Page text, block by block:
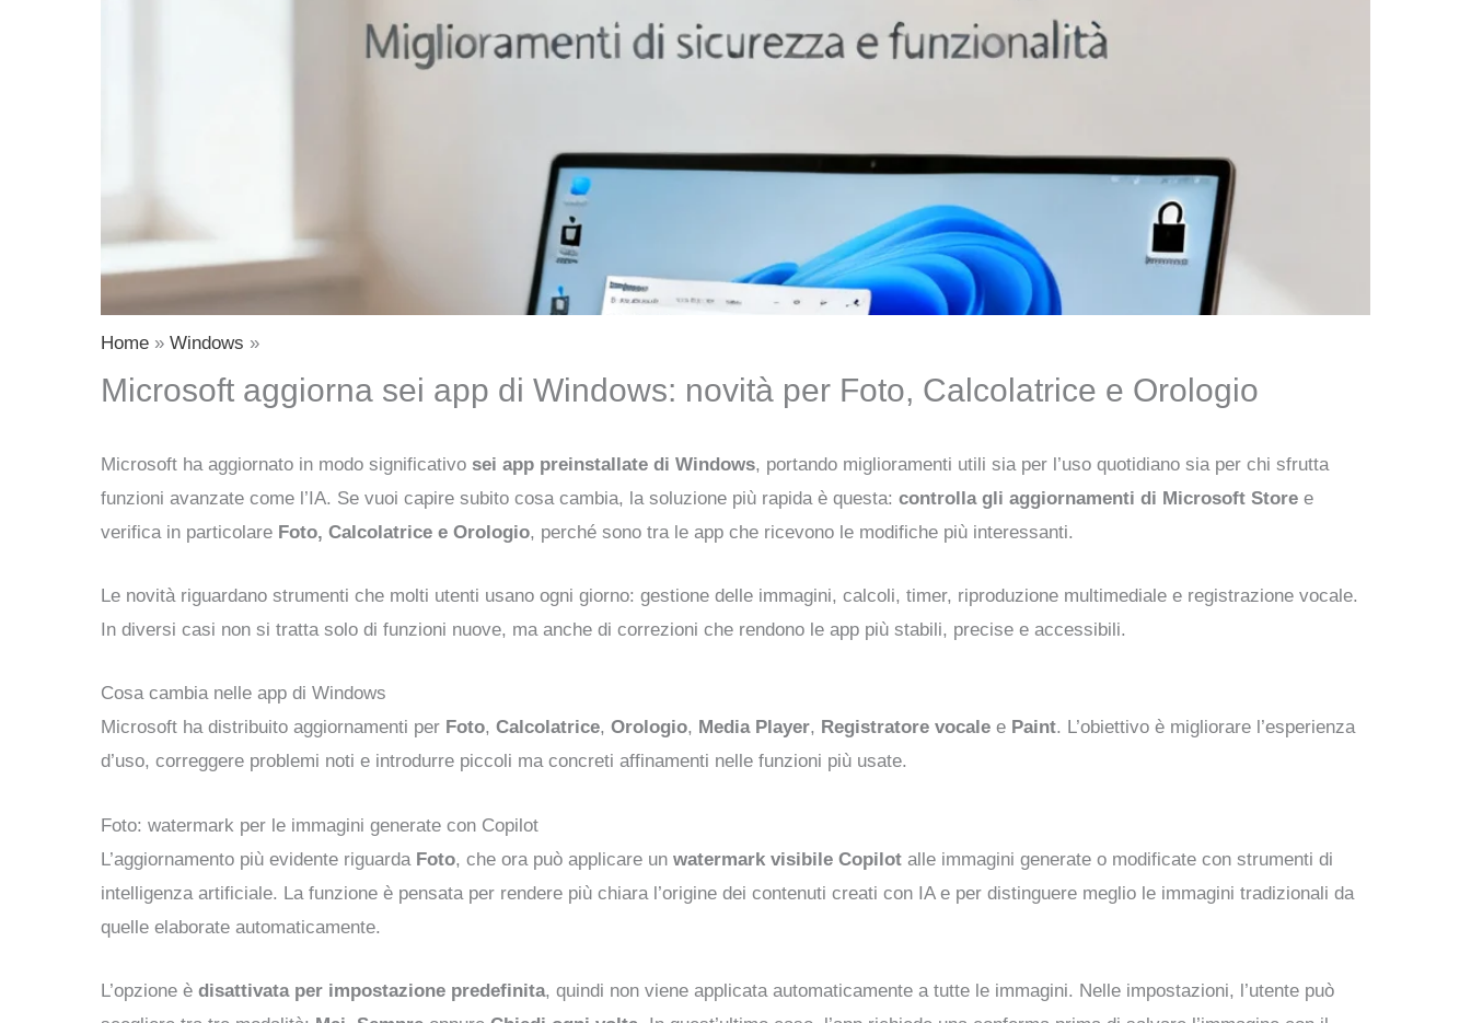
Home Windows
Microsoft aggiorna sei app di Windows: novità per Foto, Calcolatrice e Orologio
Microsoft ha aggiornato in modo significativo sei app preinstallate di Windows, portando miglioramenti utili sia per l’uso quotidiano sia per chi sfrutta
funzioni avanzate come l’IA. Se vuoi capire subito cosa cambia, la soluzione più rapida è questa: controlla gli aggiornamenti di Microsoft Store e
verifica in particolare Foto, Calcolatrice e Orologio, perché sono tra le app che ricevono le modifiche più interessanti.
Le novità riguardano strumenti che molti utenti usano ogni giorno: gestione delle immagini, calcoli, timer, riproduzione multimediale e registrazione vocale.
In diversi casi non si tratta solo di funzioni nuove, ma anche di correzioni che rendono le app più stabili, precise e accessibili.
Cosa cambia nelle app di Windows
Microsoft ha distribuito aggiornamenti per Foto, Calcolatrice, Orologio, Media Player, Registratore vocale e Paint. L’obiettivo è migliorare l’esperienza
d’uso, correggere problemi noti e introdurre piccoli ma concreti affinamenti nelle funzioni più usate.
Foto: watermark per le immagini generate con Copilot
L’aggiornamento più evidente riguarda Foto, che ora può applicare un watermark visibile Copilot alle immagini generate o modificate con strumenti di
intelligenza artificiale. La funzione è pensata per rendere più chiara l’origine dei contenuti creati con IA e per distinguere meglio le immagini tradizionali da
quelle elaborate automaticamente.
L’opzione è disattivata per impostazione predefinita, quindi non viene applicata automaticamente a tutte le immagini. Nelle impostazioni, l’utente può